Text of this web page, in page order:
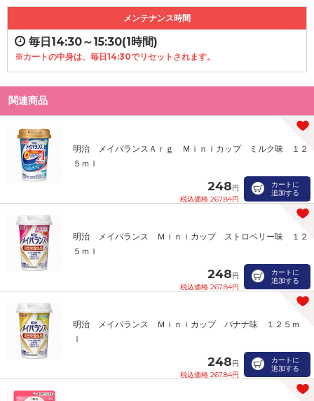
メンテナンス時間
毎日14:30～15:30(1時間)
※カートの中身は、毎日14:30でリセットされます。
関連商品
明治 メイバランスＡｒｇ Ｍｉｎｉカップ ミルク味 １２
５ｍｌ
248円
税込価格 267.84円
カートに
追加する
明治 メイバランス Ｍｉｎｉカップ ストロベリー味 １２
５ｍｌ
248円
税込価格 267.84円
カートに
追加する
明治 メイバランス Ｍｉｎｉカップ バナナ味 １２５ｍ
ｌ
248円
税込価格 267.84円
カートに
追加する